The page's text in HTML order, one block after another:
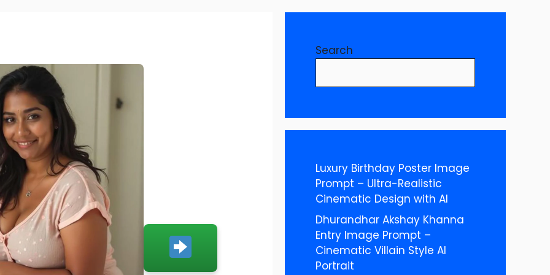
Search
Luxury Birthday Poster Image
Prompt – Ultra-Realistic
Cinematic Design with AI
Dhurandhar Akshay Khanna
Entry Image Prompt –
Cinematic Villain Style AI
Portrait